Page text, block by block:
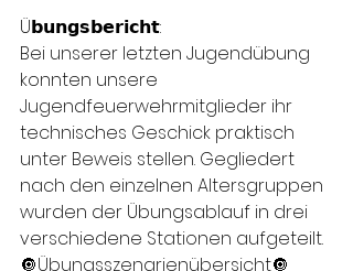
Ü𝗯𝘂𝗻𝗴𝘀𝗯𝗲𝗿𝗶𝗰𝗵𝘁:
Bei unserer letzten Jugendübung
konnten unsere
Jugendfeuerwehrmitglieder ihr
technisches Geschick praktisch
unter Beweis stellen. Gegliedert
nach den einzelnen Altersgruppen
wurden der Übungsablauf in drei
verschiedene Stationen aufgeteilt.
🔘Übungsszenarienübersicht🔘